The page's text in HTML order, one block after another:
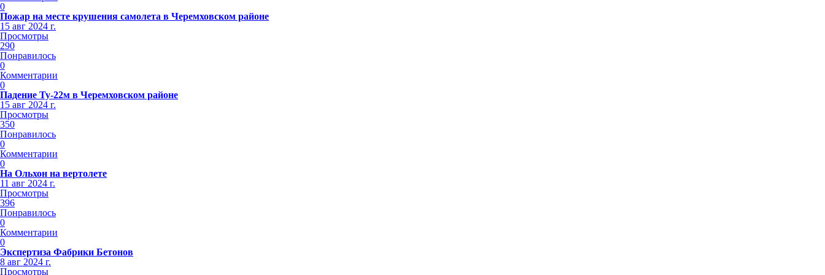
0
Пожар на месте крушения самолета в Черемховском районе
15 авг 2024 г.
Просмотры
290
Понравилось
0
Комментарии
0
Падение Ту-22м в Черемховском районе
15 авг 2024 г.
Просмотры
350
Понравилось
0
Комментарии
0
На Ольхон на вертолете
11 авг 2024 г.
Просмотры
396
Понравилось
0
Комментарии
0
Экспертиза Фабрики Бетонов
8 авг 2024 г.
Просмотры